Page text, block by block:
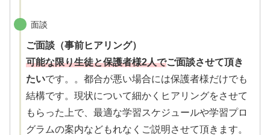
面談
ご面談（事前ヒアリング）
可能な限り生徒と保護者様2人でご面談させて頂き
たいです。。都合が悪い場合には保護者様だけでも
結構です。現状について細かくヒアリングをさせて
もらった上で、最適な学習スケジュールや学習プロ
グラムの案内などもれなくご説明させて頂きます。